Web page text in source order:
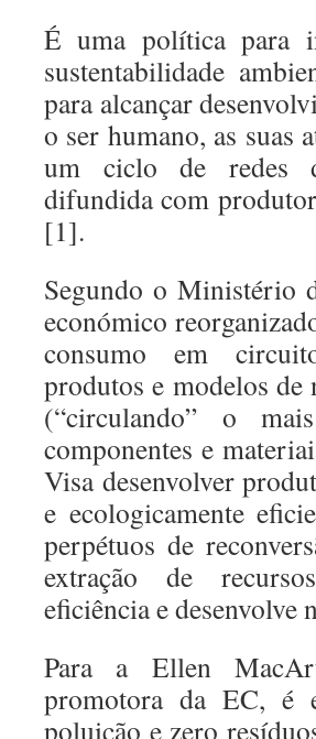
É uma política para
sustentabilidade
para alcançar
o ser humano, as suas
um ciclo de redes
difundida com
[1].
Segundo o Ministério
económico
consumo em
produtos e modelos
(“circulando” o
componentes e
Visa desenvolver
e ecologicamente
perpétuos de
extração de
eficiência e desenvolve
Para a Ellen
promotora da EC, é
poluição e zero